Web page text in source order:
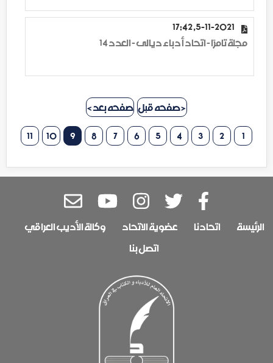
5-11-2021, 17:42
مجلة تامرّا - اتحاد أدباء ديالى - العدد 14
< صفحه قبل صفحه بعد >
1
2
3
4
5
6
7
8
9
10
11
الرئيسة اتحادنا عضوية الاتحاد
وكالة الأديب العراقي
اتصل بنا